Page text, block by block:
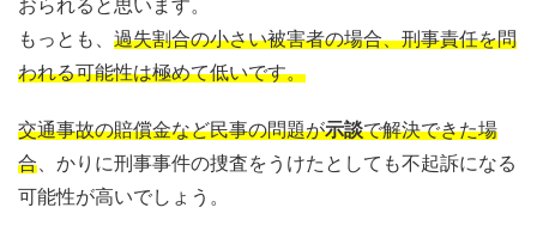
おられると思います。
もっとも、 過失割合の小さい被害者の場合、刑事責任を問
われる可能性は極めて低いです。
交通事故の賠償金など民事の問題が示談で解決できた場
合 、かりに刑事事件の捜査をうけたとしても不起訴になる
可能性が高いでしょう。